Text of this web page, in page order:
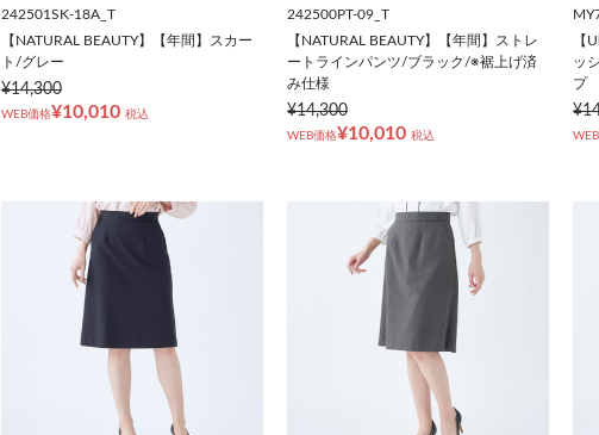
242501SK-18A_T
【NATURAL BEAUTY】【年間】スカー
ト/グレー
¥14,300
WEB価格¥10,010 税込
242500PT-09_T
【NATURAL BEAUTY】【年間】ストレ
ートラインパンツ/ブラック/※裾上げ済
み仕様
¥14,300
WEB価格¥10,010 税込
【
ッ
プ